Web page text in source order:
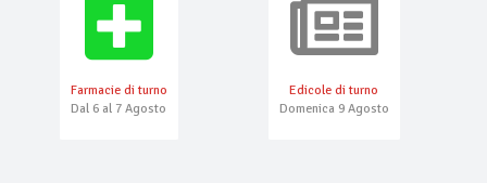
Farmacie di turno
Dal 6 al 7 Agosto
Edicole di turno
Domenica 9 Agosto